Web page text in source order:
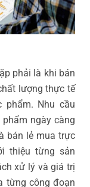
phải là khi bán
lượng thực tế
Nhu cầu
ngày càng
bán lẻ mua trực
thiệu từng sản
xử lý và giá trị
từng công đoạn